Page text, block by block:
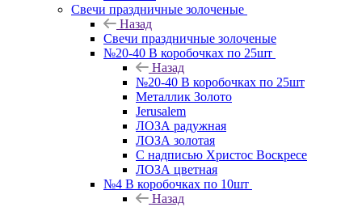
Свечи праздничные золоченые
Назад
Свечи праздничные золоченые
№20-40 В коробочках по 25шт
Назад
№20-40 В коробочках по 25шт
Металлик Золото
Jerusalem
ЛОЗА радужная
ЛОЗА золотая
С надписью Христос Воскресе
ЛОЗА цветная
№4 В коробочках по 10шт
Назад